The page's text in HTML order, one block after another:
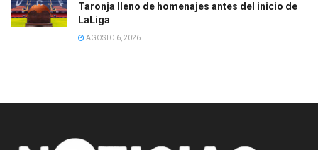
Taronja lleno de homenajes antes del inicio de
LaLiga
AGOSTO 6, 2026